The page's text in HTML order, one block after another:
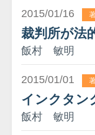
2015/01/16
裁判所が法
飯村 敏明
2015/01/01
インクタン
飯村 敏明